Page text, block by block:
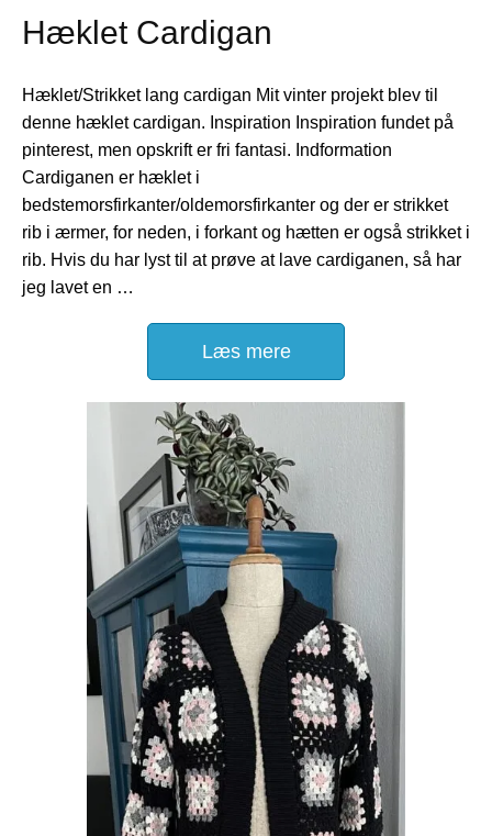
Hæklet Cardigan
Hæklet/Strikket lang cardigan Mit vinter projekt blev til
denne hæklet cardigan. Inspiration Inspiration fundet på
pinterest, men opskrift er fri fantasi. Indformation
Cardiganen er hæklet i
bedstemorsfirkanter/oldemorsfirkanter og der er strikket
rib i ærmer, for neden, i forkant og hætten er også strikket i
rib. Hvis du har lyst til at prøve at lave cardiganen, så har
jeg lavet en …
Læs mere